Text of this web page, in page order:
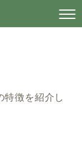
特徴を紹介し